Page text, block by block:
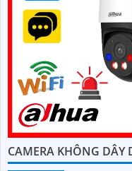
CAMERA KHÔNG DÂY